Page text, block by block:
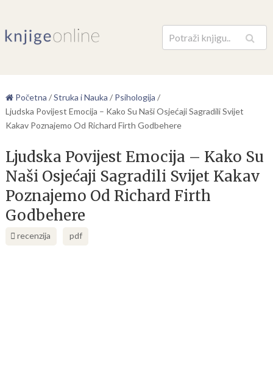
Pretraga
Početna /Struka i Nauka / Psihologija /
Ljudska Povijest Emocija – Kako Su Naši Osjećaji Sagradili Svijet
Kakav Poznajemo Od Richard Firth Godbehere
Ljudska Povijest Emocija – Kako Su
Naši Osjećaji Sagradili Svijet Kakav
Poznajemo Od Richard Firth
Godbehere
recenzija pdf